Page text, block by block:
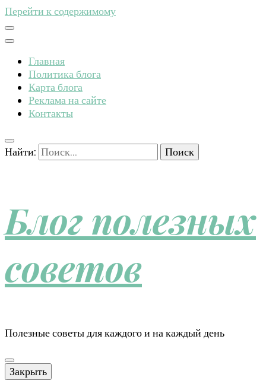
Перейти к содержимому
Главная
Политика блога
Карта блога
Реклама на сайте
Контакты
Найти:
Блог полезных
советов
Полезные советы для каждого и на каждый день
Закрыть